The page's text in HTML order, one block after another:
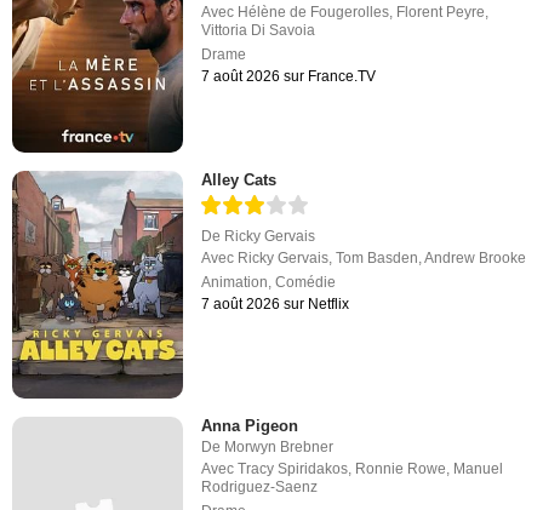
Avec Hélène de Fougerolles Florent Peyre
Vittoria Di Savoia
Drame
7 août 2026 sur France.TV
Alley Cats
De Ricky Gervais
Avec Ricky Gervais,Tom Basden,Andrew Brooke
Animation,Comédie
7 août 2026 sur Netflix
Anna Pigeon
De Morwyn Brebner
AvecTracy Spiridakos, Ronnie Rowe, Manuel
Rodriguez-Saenz